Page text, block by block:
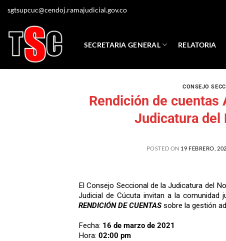
sgtsupcuc@cendoj.ramajudicial.gov.co
SECRETARIA GENERAL RELATORIA
CONSEJO
Rendición de cuentas
Judicatura del
POSTED ON 19 FEBRERO,
El Consejo Seccional de la Judicatura del
Judicial de Cúcuta invitan a la comunidad
RENDICIÓN DE CUENTAS sobre la gestión
Fecha: 16 de marzo de 2021
Hora: 02:00 pm